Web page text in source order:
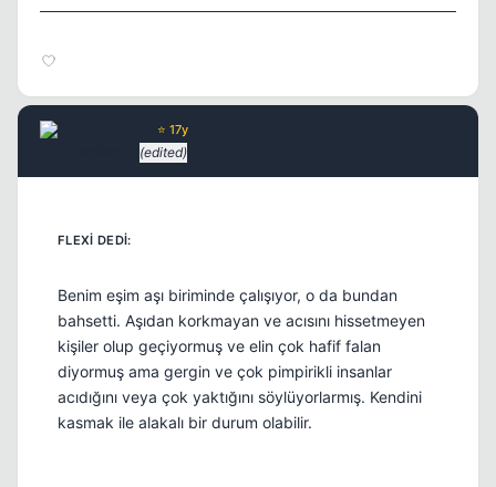
⭐ 17y
(edited)
Benim eşim aşı biriminde çalışıyor, o da bundan
bahsetti. Aşıdan korkmayan ve acısını hissetmeyen
kişiler olup geçiyormuş ve elin çok hafif falan
diyormuş ama gergin ve çok pimpirikli insanlar
acıdığını veya çok yaktığını söylüyorlarmış. Kendini
kasmak ile alakalı bir durum olabilir.